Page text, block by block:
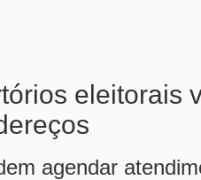
eleitorais
agendar